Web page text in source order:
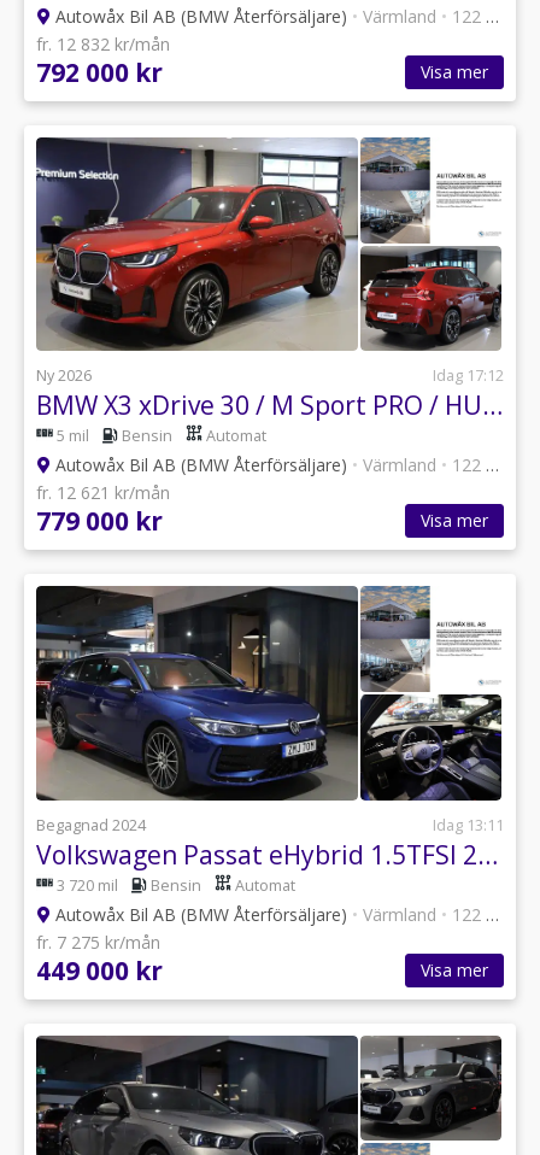
Autowåx Bil AB (BMW Återförsäljare) • Värmland • 122 annonser
fr. 12 832 kr/mån
792 000 kr Visa mer
Ny 2026 Idag 17:12
BMW X3 xDrive 30 / M Sport PRO / HUD / Läder - Businesspris*
5 mil Bensin Automat
Autowåx Bil AB (BMW Återförsäljare) • Värmland • 122 annonser
fr. 12 621 kr/mån
779 000 kr Visa mer
Begagnad 2024 Idag 13:11
Volkswagen Passat eHybrid 1.5TFSI 272hk / R-line / 20" /...
3 720 mil Bensin Automat
Autowåx Bil AB (BMW Återförsäljare) • Värmland • 122 annonser
fr. 7 275 kr/mån
449 000 kr Visa mer